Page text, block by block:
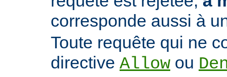
corresponde aussi à
Toute requête qui ne
directive Allow ou